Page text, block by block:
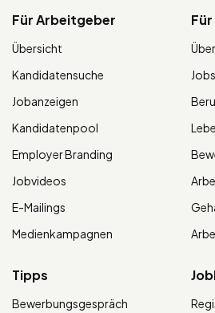
Für Arbeitgeber
Übersicht
Kandidatensuche
Jobanzeigen
Kandidatenpool
Employer Branding
Jobvideos
E-Mailings
Medienkampagnen
Tipps
Bewerbungsgespräch